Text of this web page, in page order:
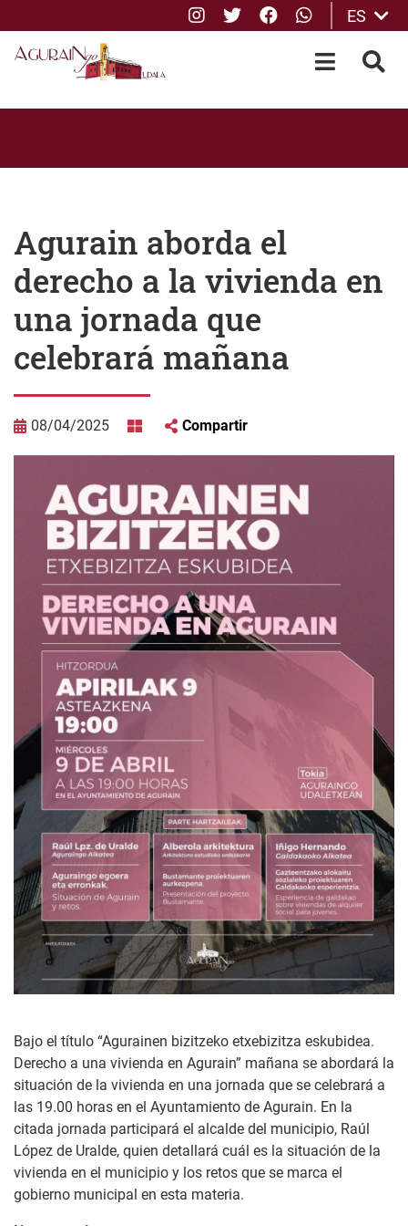
Instagram
TwitterFacebook
whatsApp
ES
OPEN-
Agurain aborda el
derecho a la vivienda en
una jornada que
celebrará mañana
08/04/2025 Compartir
Bajo el título “Agurainen bizitzeko etxebizitza eskubidea.
Derecho a una vivienda en Agurain” mañana se abordará la
situación de la vivienda en una jornada que se celebrará a
las 19.00 horas en el Ayuntamiento de Agurain. En la
citada jornada participará el alcalde del municipio, Raúl
López de Uralde, quien detallará cuál es la situación de la
vivienda en el municipio y los retos que se marca el
gobierno municipal en esta materia.